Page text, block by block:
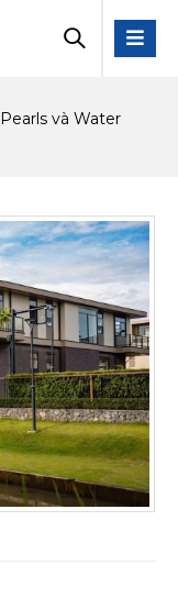
và Water